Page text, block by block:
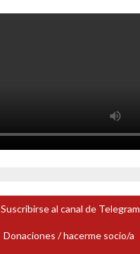
Suscribirse al canal de Telegram
Donaciones / hacerme socio/a